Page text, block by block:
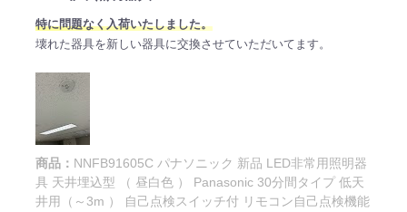
特に問題なく入荷いたしました。
壊れた器具を新しい器具に交換させていただいてます。
商品： NNFB91605C パナソニック 新品 LED非常用照明器
具 天井埋込型 （ 昼白色 ） Panasonic 30分間タイプ 低天
井用（～3m ） 自己点検スイッチ付 リモコン自己点検機能